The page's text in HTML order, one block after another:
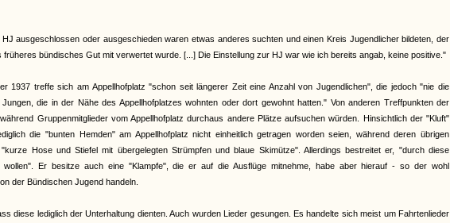
ausgeschlossen oder ausgeschieden waren etwas anderes suchten und einen Kreis Jugendlicher bildeten, der
bündisches Gut mit verwertet wurde. [...] Die Einstellung zur HJ war wie ich bereits angab, keine positive."
treffe sich am Appellhofplatz "schon seit längerer Zeit eine Anzahl von Jugendlichen", die jedoch "nie die
die in der Nähe des Appellhofplatzes wohnten oder dort gewohnt hatten." Von anderen Treffpunkten der
Gruppenmitglieder vom Appellhofplatz durchaus andere Plätze aufsuchen würden. Hinsichtlich der "Kluft"
die "bunten Hemden" am Appellhofplatz nicht einheitlich getragen worden seien, während deren übrigen
Hose und Stiefel mit übergelegten Strümpfen und blaue Skimütze". Allerdings bestreitet er, "durch diese
wollen". Er besitze auch eine "Klampfe", die er auf die Ausflüge mitnehme, habe aber hierauf - so der wohl
der Bündischen Jugend handeln.
diese lediglich der Unterhaltung dienten. Auch wurden Lieder gesungen. Es handelte sich meist um Fahrtenlieder